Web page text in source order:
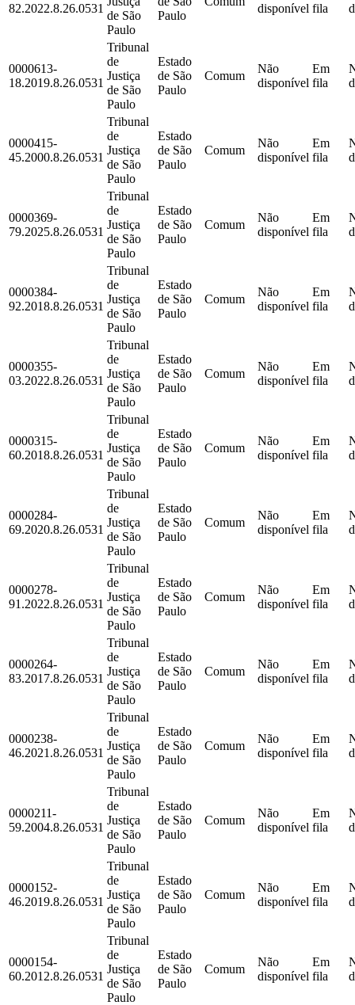
82.2022.8.26.0531
de São
Paulo
Paulo
disponível fila
0000613-
18.2019.8.26.0531
Tribunal
de
Justiça
de São
Paulo
Estado
de São
Paulo
Comum
Não
disponível
Em
fila
0000415-
45.2000.8.26.0531
Tribunal
de
Justiça
de São
Paulo
Estado
de São
Paulo
Comum
Não
disponível
Em
fila
0000369-
79.2025.8.26.0531
Tribunal
de
Justiça
de São
Paulo
Estado
de São
Paulo
Comum
Não
disponível
Em
fila
0000384-
92.2018.8.26.0531
Tribunal
de
Justiça
de São
Paulo
Estado
de São
Paulo
Comum
Não
disponível
Em
fila
0000355-
03.2022.8.26.0531
Tribunal
de
Justiça
de São
Paulo
Estado
de São
Paulo
Comum
Não
disponível
Em
fila
0000315-
60.2018.8.26.0531
Tribunal
de
Justiça
de São
Paulo
Estado
de São
Paulo
Comum
Não
disponível
Em
fila
0000284-
69.2020.8.26.0531
Tribunal
de
Justiça
de São
Paulo
Estado
de São
Paulo
Comum
Não
disponível
Em
fila
0000278-
91.2022.8.26.0531
Tribunal
de
Justiça
de São
Paulo
Estado
de São
Paulo
Comum
Não
disponível
Em
fila
0000264-
83.2017.8.26.0531
Tribunal
de
Justiça
de São
Paulo
Estado
de São
Paulo
Comum
Não
disponível
Em
fila
0000238-
46.2021.8.26.0531
Tribunal
de
Justiça
de São
Paulo
Estado
de São
Paulo
Comum
Não
disponível
Em
fila
0000211-
59.2004.8.26.0531
Tribunal
de
Justiça
de São
Paulo
Estado
de São
Paulo
Comum
Não
disponível
Em
fila
0000152-
46.2019.8.26.0531
Tribunal
de
Justiça
de São
Paulo
Estado
de São
Paulo
Comum
Não
disponível
Em
fila
0000154-
60.2012.8.26.0531
Tribunal
de
Justiça
de São
Paulo
Estado
de São
Paulo
Comum
Não
disponível
Em
fila